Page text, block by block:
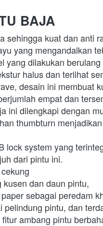
BAJA
sehingga kuat dan anti
yang dilakukan
halus dan terlihat
desain ini
berjumlah empat dan
thumbturn
dari pintu ini.
cekung
kusen dan daun pintu,
paper sebagai peredam
ambang pintu